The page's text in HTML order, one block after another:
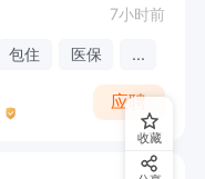
7小时前
包住 医保 ...
应聘
收藏